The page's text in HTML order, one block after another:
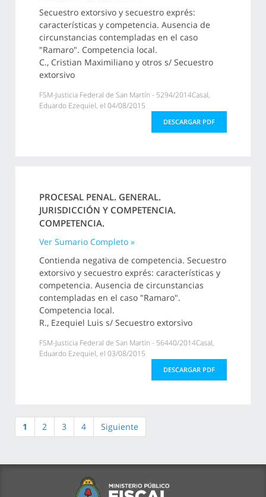
Secuestro extorsivo y secuestro exprés:
características y competencia. Ausencia de
circunstancias contempladas en el caso
"Ramaro". Competencia local.
C., Cristian Maximiliano y otros s/ Secuestro
extorsivo
FSM-Justicia Federal de San Martín - 5294/2014Casal,
Eduardo Ezequiel, el 04/08/2015
DESCARGAR PDF
PROCESAL PENAL. GENERAL.
JURISDICCIÓN Y COMPETENCIA.
COMPETENCIA.
Ver Sumario Completo »
Contienda negativa de competencia. Secuestro
extorsivo y secuestro exprés: características y
competencia. Ausencia de circunstancias
contempladas en el caso "Ramaro".
Competencia local.
R., Ezequiel Luis s/ Secuestro extorsivo
FSM-Justicia Federal de San Martín - 56440/2014Casal,
Eduardo Ezequiel, el 03/08/2015
DESCARGAR PDF
1 2 3 4 Siguiente